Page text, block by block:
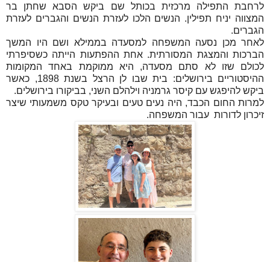
לרחבת התפילה מרכזית בכותל שם ביקש הסבא שחתן בר
המצווה יניח תפילין. הנשים הלכו לעזרת הנשים והגברים לעזרת
הגברים.
לאחר מכן נסעה המשפחה למסעדה בממילא ושם היו המשך
הברכות והמצגת המסורתית. אחת ההפתעות הייתה כשסיפרתי
לכולם שזו לא סתם מסעדה, היא ממוקמת באחד המקומות
ההיסטוריים בירושלים: בית שבו לן הרצל בשנת 1898, כאשר
ביקש להיפגש עם קיסר גרמניה וילהלם השני, בביקורו בירושלים.
למרות החום הכבד, היה נעים טעים ובעיקר טקס משמעותי שיצר
זיכרון לדורות עבור המשפחה.